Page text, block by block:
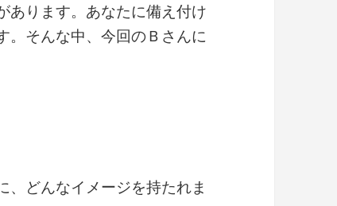
あります。あなたに備え付け
。そんな中、今回のＢさんに
、どんなイメージを持たれま